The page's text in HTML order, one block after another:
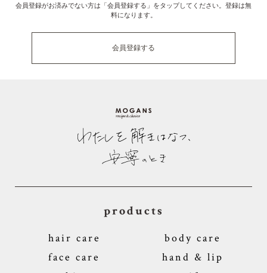
会員登録がお済みでない方は「会員登録する」をタップしてください。登録は無
料になります。
会員登録する
products
hair care
body care
face care
hand & lip